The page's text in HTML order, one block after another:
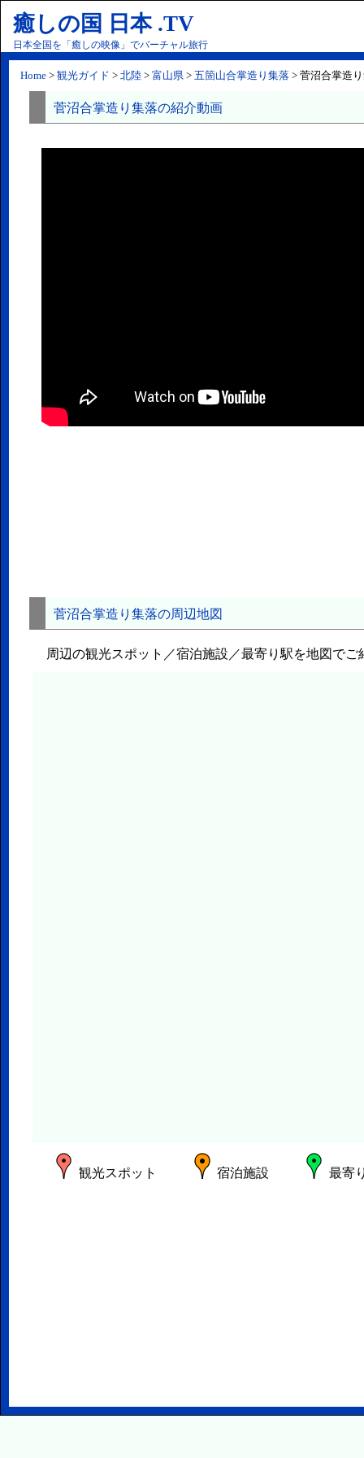
癒しの国 日本 .TV
日本全国を「癒しの映像」でバーチャル旅行
Home > 観光ガイド > 北陸 > 富山県 > 五箇山合掌造り集落 > 菅沼合掌造
菅沼合掌造り集落の紹介動画
菅沼合掌造り集落の周辺地図
周辺の観光スポット／宿泊施設／最寄り駅を地図でご
観光スポット 宿泊施設 最寄